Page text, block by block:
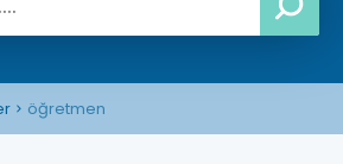
öğretmen